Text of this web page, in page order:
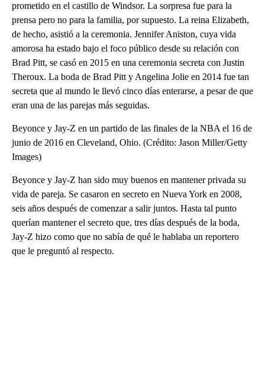
prometido en el castillo de Windsor. La sorpresa fue para la
prensa pero no para la familia, por supuesto. La reina Elizabeth,
de hecho, asistió a la ceremonia. Jennifer Aniston, cuya vida
amorosa ha estado bajo el foco público desde su relación con
Brad Pitt, se casó en 2015 en una ceremonia secreta con Justin
Theroux. La boda de Brad Pitt y Angelina Jolie en 2014 fue tan
secreta que al mundo le llevó cinco días enterarse, a pesar de que
eran una de las parejas más seguidas.
Beyonce y Jay-Z en un partido de las finales de la NBA el 16 de
junio de 2016 en Cleveland, Ohio. (Crédito: Jason Miller/Getty
Images)
Beyonce y Jay-Z han sido muy buenos en mantener privada su
vida de pareja. Se casaron en secreto en Nueva York en 2008,
seis años después de comenzar a salir juntos. Hasta tal punto
querían mantener el secreto que, tres días después de la boda,
Jay-Z hizo como que no sabía de qué le hablaba un reportero
que le preguntó al respecto.